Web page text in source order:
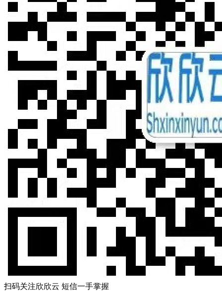
扫码关注欣欣云 短信一手掌握